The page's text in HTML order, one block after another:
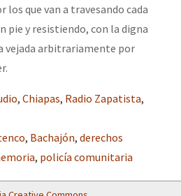
que van a travesando cada
pie y resistiendo, con la digna
vejada arbitrariamente por
, Chiapas, Radio Zapatista,
, Bachajón, derechos
, policía comunitaria